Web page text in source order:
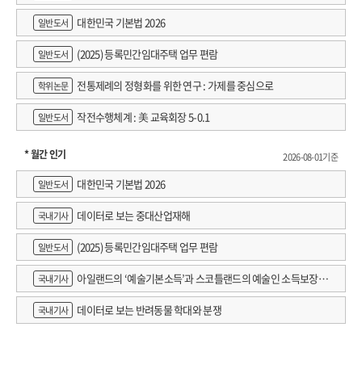
일반도서 대한민국 기본법 2026
일반도서 (2025) 등록민간임대주택 업무 편람
학위논문 전통제례의 정형화를 위한 연구 : 가제를 중심으로
일반도서 작전수행체계 : 美 교육회장 5-0.1
* 월간 인기
2026-08-01기준
일반도서
대한민국 기본법 2026
국내기사 데이터로 보는 중대산업재해
일반도서 (2025) 등록민간임대주택 업무 편람
국내기사
아일랜드의 ‘예술기본소득’과 스코틀랜드의 예술인 소득보장정
책 논의
국내기사 데이터로 보는 반려동물 학대와 분쟁